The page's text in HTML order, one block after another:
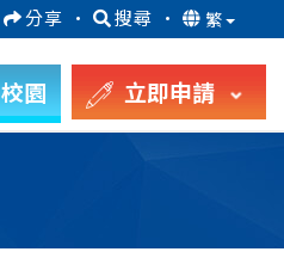
分享 · 搜尋 · 繁
校園 立即申請